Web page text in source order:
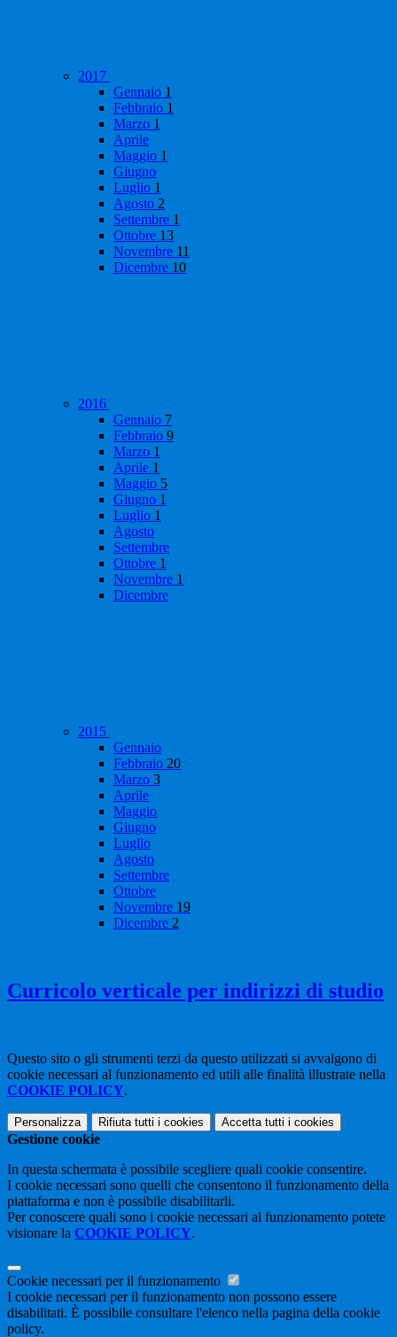
2017
Gennaio 1
Febbraio 1
Marzo 1
Aprile
Maggio 1
Giugno
Luglio 1
Agosto 2
Settembre 1
Ottobre 13
Novembre 11
Dicembre 10
2016
Gennaio 7
Febbraio 9
Marzo 1
Aprile 1
Maggio 5
Giugno 1
Luglio 1
Agosto
Settembre
Ottobre 1
Novembre 1
Dicembre
2015
Gennaio
Febbraio 20
Marzo 3
Aprile
Maggio
Giugno
Luglio
Agosto
Settembre
Ottobre
Novembre 19
Dicembre 2
Curricolo verticale per indirizzi di studio
Questo sito o gli strumenti terzi da questo utilizzati si avvalgono di
cookie necessari al funzionamento ed utili alle finalità illustrate nella
COOKIE POLICY.
Personalizza Rifiuta tutti i cookies Accetta tutti i cookies
Gestione cookie
In questa schermata è possibile scegliere quali cookie consentire.
I cookie necessari sono quelli che consentono il funzionamento della
piattaforma e non è possibile disabilitarli.
Per conoscere quali sono i cookie necessari al funzionamento potete
visionare la COOKIE POLICY.
Cookie necessari per il funzionamento
I cookie necessari per il funzionamento non possono essere
disabilitati. È possibile consultare l'elenco nella pagina della cookie
policy.